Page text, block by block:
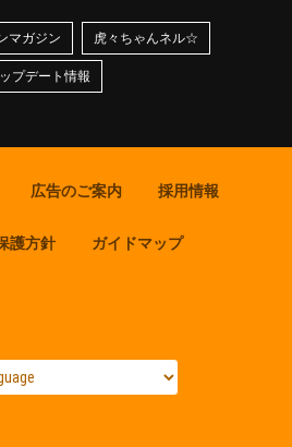
マガジン 虎々ちゃんネル☆
プデート情報
広告のご案内 採用情報
護方針 ガイドマップ